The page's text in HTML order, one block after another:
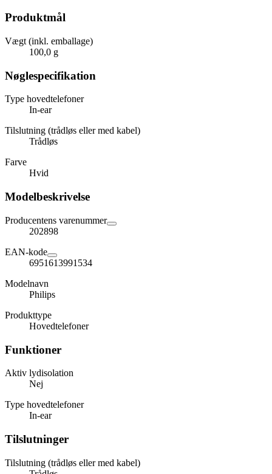
Produktmål
Vægt (inkl. emballage)
100,0 g
Nøglespecifikation
Type hovedtelefoner
In-ear
Tilslutning (trådløs eller med kabel)
Trådløs
Farve
Hvid
Modelbeskrivelse
Producentens varenummer
202898
EAN-kode
6951613991534
Modelnavn
Philips
Produkttype
Hovedtelefoner
Funktioner
Aktiv lydisolation
Nej
Type hovedtelefoner
In-ear
Tilslutninger
Tilslutning (trådløs eller med kabel)